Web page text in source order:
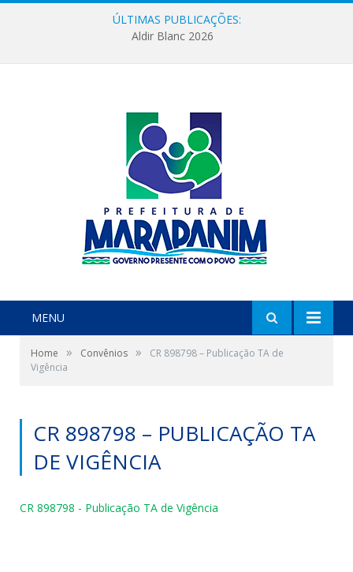
ÚLTIMAS PUBLICAÇÕES:
Aldir Blanc 2026
MENU
Home » Convênios »
CR 898798 – Publicação TA de
Vigência
CR 898798 – PUBLICAÇÃO TA
DE VIGÊNCIA
CR 898798 - Publicação TA de Vigência